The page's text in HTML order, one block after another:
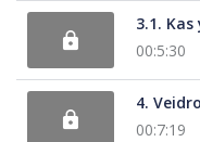
3.1. Kas
00:5:30
4.
00:7:19